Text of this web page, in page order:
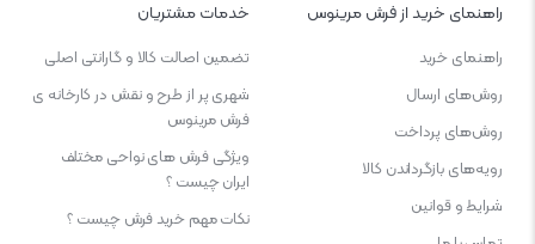
راهنمای خرید از فرش مرینوس
راهنمای خرید
روش‌های ارسال
روش‌های پرداخت
رویه‌های بازگرداندن کالا
شرایط و قوانین
خدمات مشتریان
تضمین اصالت کالا و گارانتی اصلی
شهری پر از طرح و نقش در کارخانه ی
فرش مرینوس
ویژگی‌ فرش‌ های نواحی مختلف
ایران چیست ؟
نکات مهم خرید فرش چیست ؟